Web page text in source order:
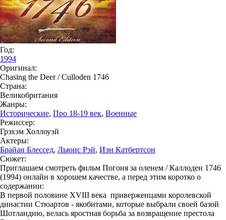
Год:
1994
Оригинал:
Chasing the Deer / Culloden 1746
Страна:
Великобритания
Жанры:
Исторические, Про 18-19 век, Военные
Режиссер:
Грэхэм Холлоуэй
Актеры:
Брайан Блессед, Льюис Рэй, Иэн Катбертсон
Сюжет:
Приглашаем смотреть фильм Погоня за оленем / Каллоден 1746
(1994) онлайн в хорошем качестве, а перед этим коротко о
содержании:
В первой половине XVIII века приверженцами королевской
династии Стюартов - якобитами, которые выбрали своей базой
Шотландию, велась яростная борьба за возвращение престола